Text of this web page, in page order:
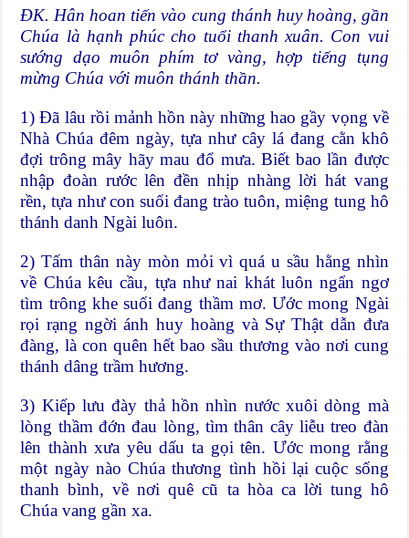
ĐK. Hân hoan tiến vào cung thánh huy hoàng, gần
Chúa là hạnh phúc cho tuổi thanh xuân. Con vui
sướng dạo muôn phím tơ vàng, hợp tiếng tụng
mừng Chúa với muôn thánh thần.
1) Đã lâu rồi mảnh hồn này những hao gầy vọng về
Nhà Chúa đêm ngày, tựa như cây lá đang cằn khô
đợi trông mây hãy mau đổ mưa. Biết bao lần được
nhập đoàn rước lên đền nhịp nhàng lời hát vang
rền, tựa như con suối đang trào tuôn, miệng tung hô
thánh danh Ngài luôn.
2) Tấm thân này mòn mỏi vì quá u sầu hằng nhìn
về Chúa kêu cầu, tựa như nai khát luôn ngẩn ngơ
tìm trông khe suối đang thầm mơ. Ước mong Ngài
rọi rạng ngời ánh huy hoàng và Sự Thật dẫn đưa
đàng, là con quên hết bao sầu thương vào nơi cung
thánh dâng trầm hương.
3) Kiếp lưu đày thả hồn nhìn nước xuôi dòng mà
lòng thầm đớn đau lòng, tìm thân cây liễu treo đàn
lên thành xưa yêu dấu ta gọi tên. Ước mong rằng
một ngày nào Chúa thương tình hồi lại cuộc sống
thanh bình, về nơi quê cũ ta hòa ca lời tung hô
Chúa vang gần xa.